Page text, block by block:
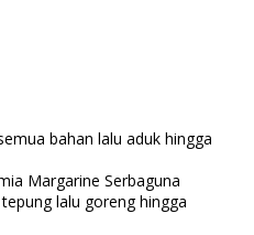
bahan lalu aduk hingga
Margarine Serbaguna
lalu goreng hingga